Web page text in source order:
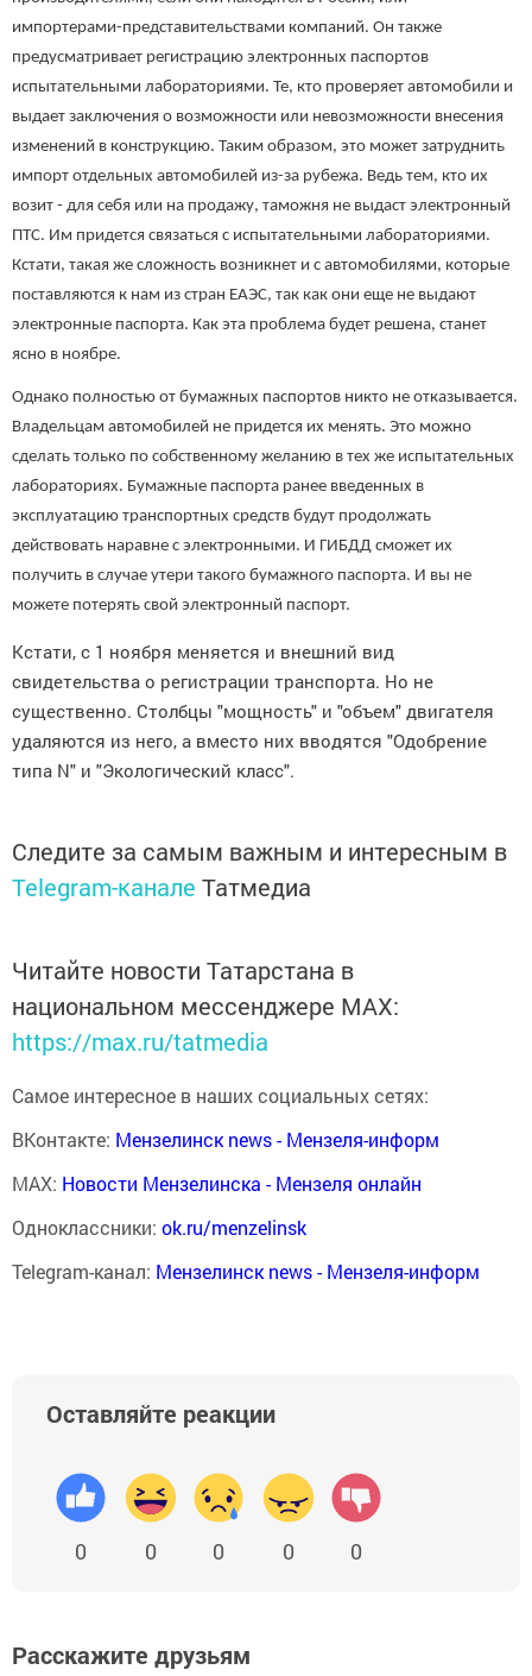
импортерами-представительствами компаний. Он также
предусматривает регистрацию электронных паспортов
испытательными лабораториями. Те, кто проверяет автомобили и
выдает заключения о возможности или невозможности внесения
изменений в конструкцию. Таким образом, это может затруднить
импорт отдельных автомобилей из-за рубежа. Ведь тем, кто их
возит - для себя или на продажу, таможня не выдаст электронный
ПТС. Им придется связаться с испытательными лабораториями.
Кстати, такая же сложность возникнет и с автомобилями, которые
поставляются к нам из стран ЕАЭС, так как они еще не выдают
электронные паспорта. Как эта проблема будет решена, станет
ясно в ноябре.
Однако полностью от бумажных паспортов никто не отказывается.
Владельцам автомобилей не придется их менять. Это можно
сделать только по собственному желанию в тех же испытательных
лабораториях. Бумажные паспорта ранее введенных в
эксплуатацию транспортных средств будут продолжать
действовать наравне с электронными. И ГИБДД сможет их
получить в случае утери такого бумажного паспорта. И вы не
можете потерять свой электронный паспорт.
Кстати, с 1 ноября меняется и внешний вид
свидетельства о регистрации транспорта. Но не
существенно. Столбцы "мощность" и "объем" двигателя
удаляются из него, а вместо них вводятся "Одобрение
типа N" и "Экологический класс".
Следите за самым важным и интересным в
Telegram-канале Татмедиа
Читайте новости Татарстана в
национальном мессенджере MАХ:
https://max.ru/tatmedia
Самое интересное в наших социальных сетях:
ВКонтакте: Мензелинск news - Мензеля-информ
MAX: Новости Мензелинска - Мензеля онлайн
Одноклассники: ok.ru/menzelinsk
Telegram-канал: Мензелинск news - Мензеля-информ
Оставляйте реакции
0 0 0 0 0
Расскажите друзьям